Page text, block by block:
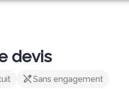
devis
edit_offSans engagement